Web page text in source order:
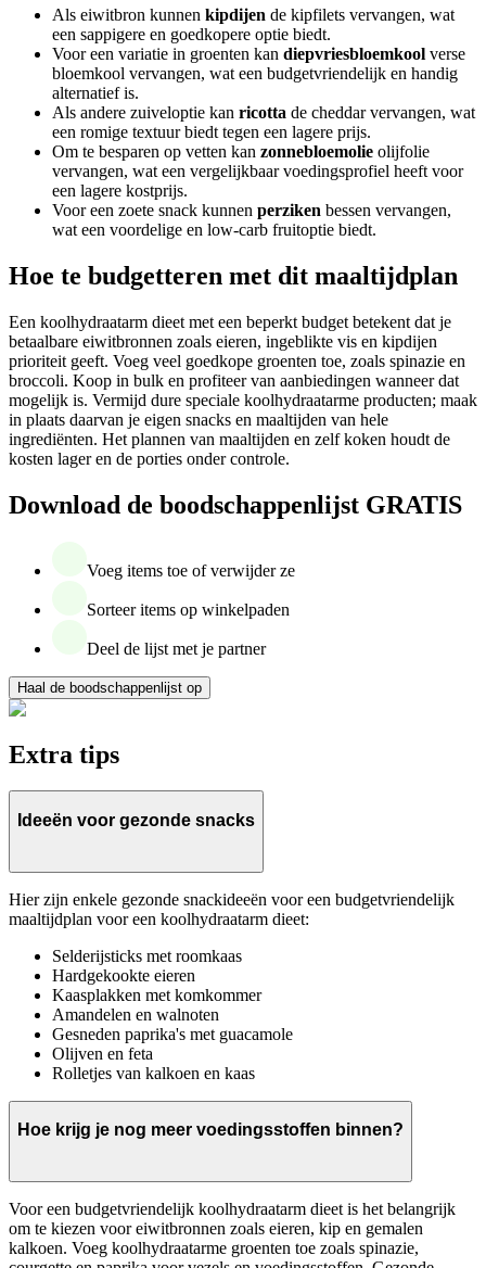
Als eiwitbron kunnen kipdijen de kipfilets vervangen, wat
een sappigere en goedkopere optie biedt.
Voor een variatie in groenten kan diepvriesbloemkool verse
bloemkool vervangen, wat een budgetvriendelijk en handig
alternatief is.
Als andere zuiveloptie kan ricotta de cheddar vervangen, wat
een romige textuur biedt tegen een lagere prijs.
Om te besparen op vetten kan zonnebloemolie olijfolie
vervangen, wat een vergelijkbaar voedingsprofiel heeft voor
een lagere kostprijs.
Voor een zoete snack kunnen perziken bessen vervangen,
wat een voordelige en low-carb fruitoptie biedt.
Hoe te budgetteren met dit maaltijdplan
Een koolhydraatarm dieet met een beperkt budget betekent dat je
betaalbare eiwitbronnen zoals eieren, ingeblikte vis en kipdijen
prioriteit geeft. Voeg veel goedkope groenten toe, zoals spinazie en
broccoli. Koop in bulk en profiteer van aanbiedingen wanneer dat
mogelijk is. Vermijd dure speciale koolhydraatarme producten; maak
in plaats daarvan je eigen snacks en maaltijden van hele
ingrediënten. Het plannen van maaltijden en zelf koken houdt de
kosten lager en de porties onder controle.
Download de boodschappenlijst GRATIS
Voeg items toe of verwijder ze
Sorteer items op winkelpaden
Deel de lijst met je partner
Haal de boodschappenlijst op
Extra tips
Ideeën voor gezonde snacks
Hier zijn enkele gezonde snackideeën voor een budgetvriendelijk
maaltijdplan voor een koolhydraatarm dieet:
Selderijsticks met roomkaas
Hardgekookte eieren
Kaasplakken met komkommer
Amandelen en walnoten
Gesneden paprika's met guacamole
Olijven en feta
Rolletjes van kalkoen en kaas
Hoe krijg je nog meer voedingsstoffen binnen?
Voor een budgetvriendelijk koolhydraatarm dieet is het belangrijk
om te kiezen voor eiwitbronnen zoals eieren, kip en gemalen
kalkoen. Voeg koolhydraatarme groenten toe zoals spinazie,